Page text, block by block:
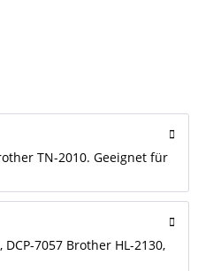
TN-2010. Geeignet für
DCP-7057 Brother HL-2130,